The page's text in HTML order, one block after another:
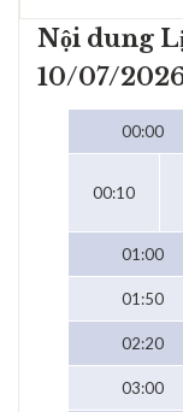
Nội dung
10/07/
00:00
00:10
01:00
01:50
02:20
03:00